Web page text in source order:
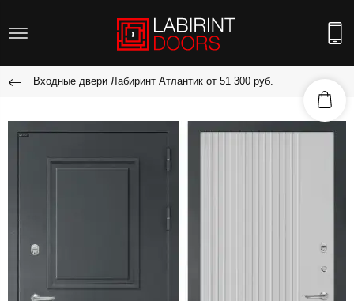
Входные двери Лабиринт Атлантик от 51 300 руб.